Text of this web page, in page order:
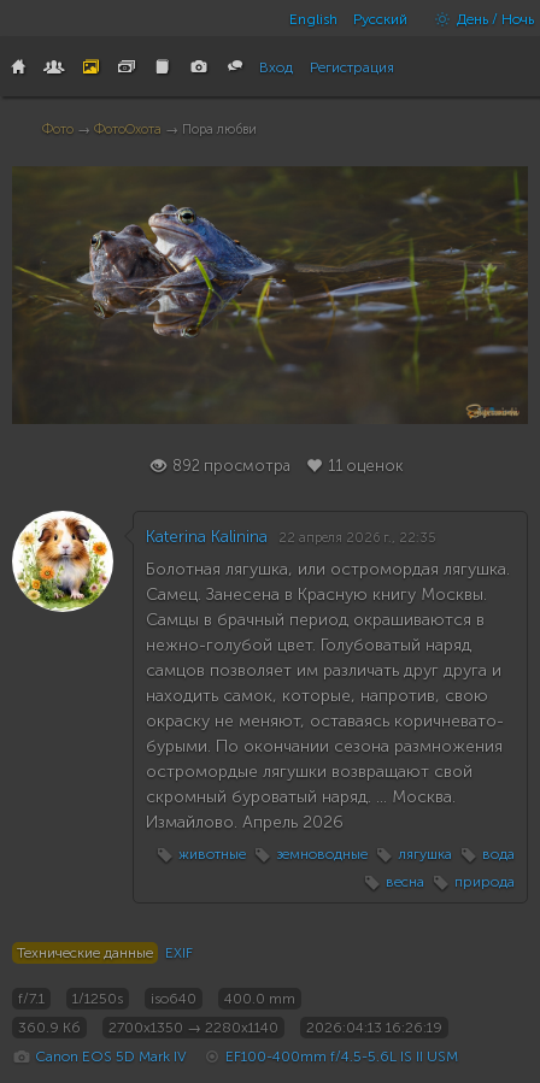
English Русский День / Ночь
Вход Регистрация
Фото → ФотоОхота → Пора любви
892 просмотра 11 оценок
Katerina Kalinina 22 апреля 2026 г., 22:35
Болотная лягушка, или остромордая лягушка.
Самец. Занесена в Красную книгу Москвы.
Самцы в брачный период окрашиваются в
нежно-голубой цвет. Голубоватый наряд
самцов позволяет им различать друг друга и
находить самок, которые, напротив, свою
окраску не меняют, оставаясь коричневато-
бурыми. По окончании сезона размножения
остромордые лягушки возвращают свой
скромный буроватый наряд. ... Москва.
Измайлово. Апрель 2026
животные земноводные лягушка
вода
весна
природа
Технические данные EXIF
f/7.1 1/1250s iso640
400.0 mm
360.9 Кб
2700x1350 → 2280x1140
2026:04:13 16:26:19
Canon EOS 5D Mark IV
EF100-400mm f/4.5-5.6L IS II USM